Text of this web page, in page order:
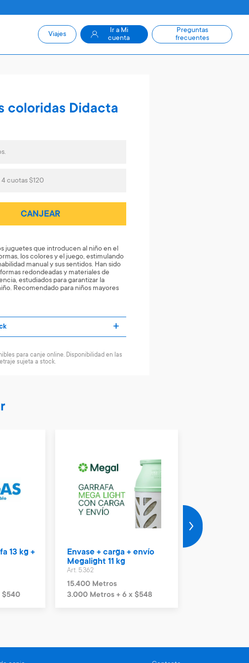
coloridas Didacta
cuotas $120
CANJEAR
juguetes que introducen al niño en el
los colores y el juego, estimulando
manual y sus sentidos. Han sido
redondeadas y materiales de
estudiados para garantizar la
Recomendado para niños mayores
para canje online. Disponibilidad en las
sujeta a stock.
13 kg +
$540
Envase + carga + envío
Megalight 11 kg
Art. 5.362
15.400 Metros
3.000 Metros + 6 x $548
Viajes
Ir a Mi
cuenta
Preguntas
frecuentes